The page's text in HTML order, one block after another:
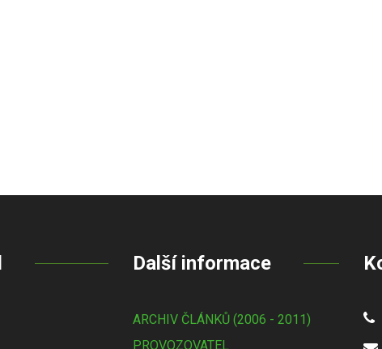
Další informace
ARCHIV ČLÁNKŮ (2006 - 2011)
PROVOZOVATEL